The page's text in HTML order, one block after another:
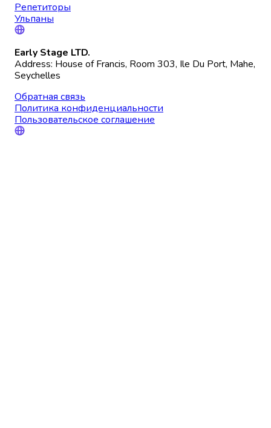
Репетиторы
Ульпаны
Early Stage LTD.
Address: House of Francis, Room 303, Ile Du Port, Mahe,
Seychelles
Обратная связь
Политика конфиденциальности
Пользовательское соглашение